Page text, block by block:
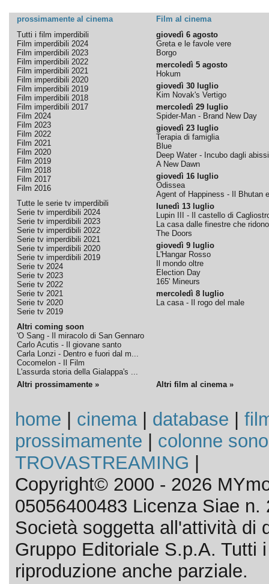
prossimamente al cinema
Film al cinema
Tutti i film imperdibili
Film imperdibili 2024
Film imperdibili 2023
Film imperdibili 2022
Film imperdibili 2021
Film imperdibili 2020
Film imperdibili 2019
Film imperdibili 2018
Film imperdibili 2017
Film 2024
Film 2023
Film 2022
Film 2021
Film 2020
Film 2019
Film 2018
Film 2017
Film 2016
Tutte le serie tv imperdibili
Serie tv imperdibili 2024
Serie tv imperdibili 2023
Serie tv imperdibili 2022
Serie tv imperdibili 2021
Serie tv imperdibili 2020
Serie tv imperdibili 2019
Serie tv 2024
Serie tv 2023
Serie tv 2022
Serie tv 2021
Serie tv 2020
Serie tv 2019
Altri coming soon
'O Sang - Il miracolo di San Gennaro
Carlo Acutis - Il giovane santo
Carla Lonzi - Dentro e fuori dal m...
Cocomelon - Il Film
L'assurda storia della Gialappa's ...
giovedì 6 agosto
Greta e le favole vere
Borgo
mercoledì 5 agosto
Hokum
giovedì 30 luglio
Kim Novak's Vertigo
mercoledì 29 luglio
Spider-Man - Brand New Day
giovedì 23 luglio
Terapia di famiglia
Blue
Deep Water - Incubo dagli abissi
A New Dawn
giovedì 16 luglio
Odissea
Agent of Happiness - Il Bhutan
lunedì 13 luglio
Lupin III - Il castello di
La casa dalle finestre che ridono
The Doors
giovedì 9 luglio
L'Hangar Rosso
Il mondo oltre
Election Day
165' Mineurs
mercoledì 8 luglio
La casa - Il rogo del male
Altri prossimamente » Altri film al cinema »
home cinema| database
prossimamente
colonne
TROVASTREAMING
Copyright© 2000 - 2026
05056400483 Licenza Siae n.
Società soggetta all'attività di
Gruppo Editoriale S.p.A. Tutti
riproduzione anche parziale.